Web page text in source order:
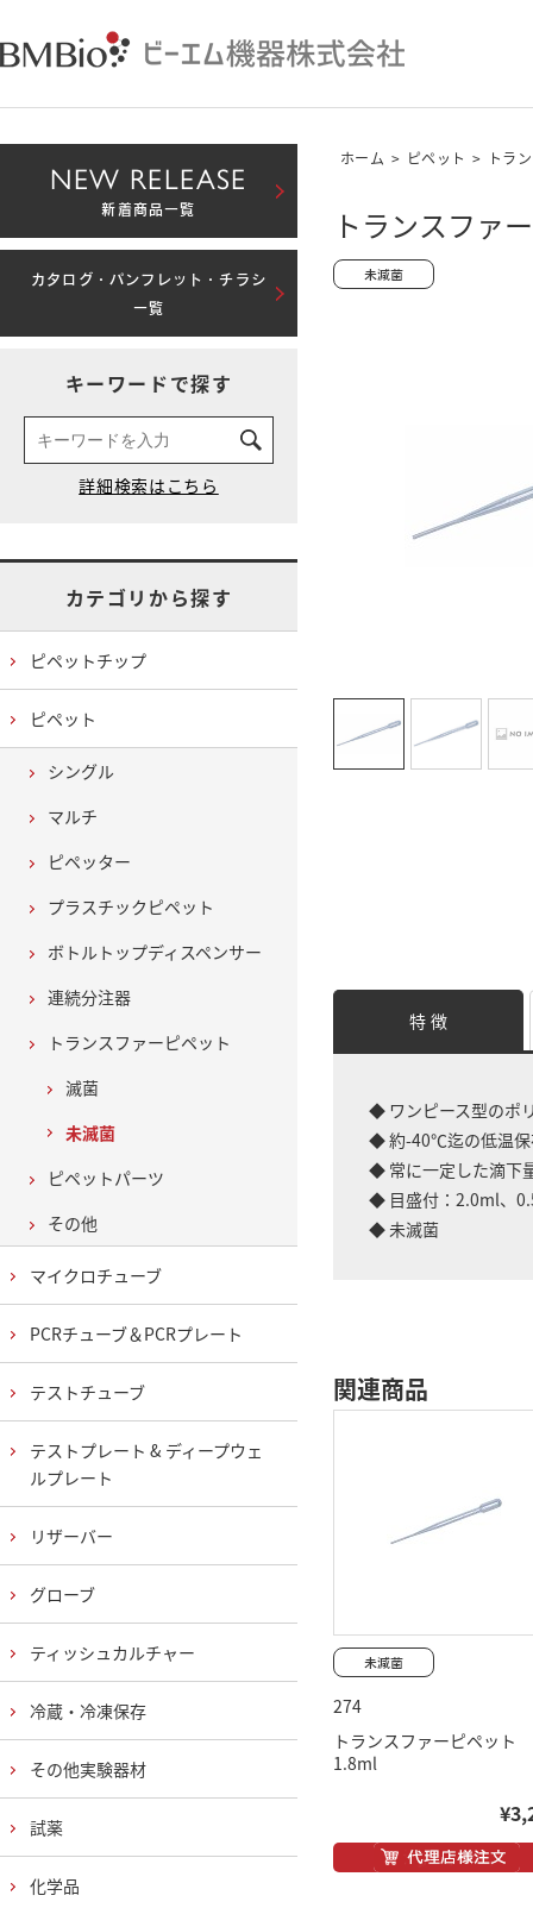
ホーム > ピペット > トラ
トランスファ
特 徴
◆ ワンピース型のポ
◆ 約-40℃迄の低温保
◆ 常に一定した滴下
◆ 目盛付：2.0ml、
◆ 未滅菌
関連商品
274
トランスファーピペット
1.8ml
NEW RELEASE
新着商品一覧
カタログ・パンフレット・チラシ
一覧
キーワードで探す
カテゴリから探す
ピペットチップ
ピペット
シングル
マルチ
ピペッター
プラスチックピペット
ボトルトップディスペンサー
連続分注器
トランスファーピペット
滅菌
未滅菌
ピペットパーツ
その他
マイクロチューブ
PCRチューブ＆PCRプレート
テストチューブ
テストプレート & ディープウェ
ルプレート
リザーバー
グローブ
ティッシュカルチャー
冷蔵・冷凍保存
その他実験器材
試薬
化学品